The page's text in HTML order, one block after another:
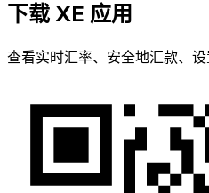
下载 XE 应用
查看实时汇率、安全地汇款、设